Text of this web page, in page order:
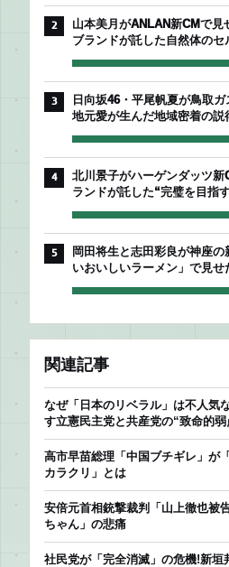
2
山本美月がANLAN新CMで
ブランドが託した自然体のセ
3
日向坂46・平尾帆夏が鳥取
地元愛が生んだ地域密着の説
4
北川景子がハーゲンダッツ
ランドが託した“完璧を目指
5
岡田将生と志田彩良が神座
いおいしいラーメン」で見せ
関連記事
なぜ「日本のリベラル」は不人気
す立憲民主党と共産党の“致命的弱
高市早苗総理「中国ブチギレ」が
カラクリ」とは
安倍元首相銃撃裁判「山上徹也被
ちゃん」の悲痛
社民党が「完全消滅」の危機!新